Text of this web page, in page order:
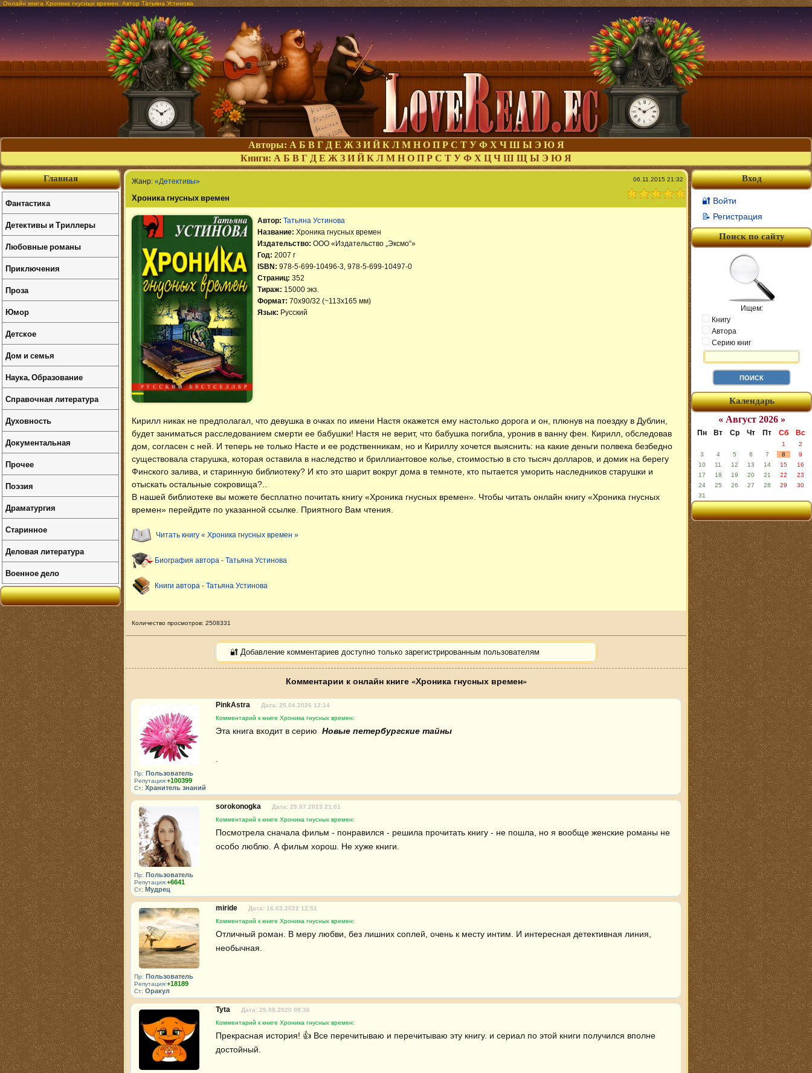
Онлайн книга Хроника гнусных времен. Автор Татьяна Устинова
Авторы: А Б В Г Д Е Ж З И Й К Л М Н О П Р С Т У Ф Х Ч Ш Ы Э Ю Я
Книги: А Б В Г Д Е Ж З И Й К Л М Н О П Р С Т У Ф Х Ц Ч Ш Щ Ы Э Ю Я
Жанр: «Детективы»
Хроника гнусных времен
06.11.2015 21:32
Автор: Татьяна Устинова
Название: Хроника гнусных времен
Издательство: ООО «Издательство „Эксмо“»
Год: 2007 г
ISBN: 978-5-699-10496-3, 978-5-699-10497-0
Страниц: 352
Тираж: 15000 экз.
Формат: 70x90/32 (~113х165 мм)
Язык: Русский
Кирилл никак не предполагал, что девушка в очках по имени Настя окажется ему настолько дорога и он, плюнув на поездку в Дублин,
будет заниматься расследованием смерти ее бабушки! Настя не верит, что бабушка погибла, уронив в ванну фен. Кирилл, обследовав
дом, согласен с ней. И теперь не только Насте и ее родственникам, но и Кириллу хочется выяснить: на какие деньги полвека безбедно
существовала старушка, которая оставила в наследство и бриллиантовое колье, стоимостью в сто тысяч долларов, и домик на берегу
Финского залива, и старинную библиотеку? И кто это шарит вокруг дома в темноте, кто пытается уморить наследников старушки и
отыскать остальные сокровища?..
В нашей библиотеке вы можете бесплатно почитать книгу «Хроника гнусных времен» . Чтобы читать онлайн книгу «Хроника гнусных
времен» перейдите по указанной ссылке. Приятного Вам чтения.
Читать книгу « Хроника гнусных времен »
Биография автора - Татьяна Устинова
Книги автора - Татьяна Устинова
Количество просмотров: 2508331
🔐 Добавление комментариев доступно только зарегистрированным пользователям
Комментарии к онлайн книге «Хроника гнусных времен»
Пр: Пользователь
Репутация:+100399
Ст: Хранитель знаний
PinkAstra
Дата: 25.04.2026 12:14
Комментарий к книге Хроника гнусных времен:
Эта книга входит в серию Новые петербургские тайны
Пр: Пользователь
Репутация:+6641
Ст: Мудрец
sorokonogka
Дата: 29.07.2023 21:01
Комментарий к книге Хроника гнусных времен:
Посмотрела сначала фильм - понравился - решила прочитать книгу - не пошла, но я вообще женские романы не
особо люблю. А фильм хорош. Не хуже книги.
Пр: Пользователь
Репутация:+18189
Ст: Оракул
miride
Дата: 16.03.2022 12:51
Комментарий к книге Хроника гнусных времен:
Отличный роман. В меру любви, без лишних соплей, очень к месту интим. И интересная детективная линия,
необычная.
Tyta
Дата: 29.08.2020 09:36
Комментарий к книге Хроника гнусных времен:
Прекрасная история! 👍 Все перечитываю и перечитываю эту книгу. и сериал по этой книги получился вполне
достойный.
Вход
🔐 Войти
📝 Регистрация
Поиск по сайту
Ищем:
Книгу
Автора
Серию книг
Календарь
« Август 2026 »
Пн Вт Ср Чт Пт Сб Вс
1
2
3
4 5 6 7 8
9
10
11 12 13 14 15
16
17
18 19 20 21 22
23
24
25 26 27 28 29
30
31
Главная
Фантастика
Детективы и Триллеры
Любовные романы
Приключения
Проза
Юмор
Детское
Дом и семья
Наука, Образование
Справочная литература
Духовность
Документальная
Прочее
Поэзия
Драматургия
Старинное
Деловая литература
Военное дело